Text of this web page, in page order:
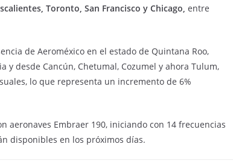
Toronto, San Francisco y Chicago, entre
de Aeroméxico en el estado de Quintana Roo,
desde Cancún, Chetumal, Cozumel y ahora Tulum,
lo que representa un incremento de 6%
aeronaves Embraer 190, iniciando con 14 frecuencias
disponibles en los próximos días.